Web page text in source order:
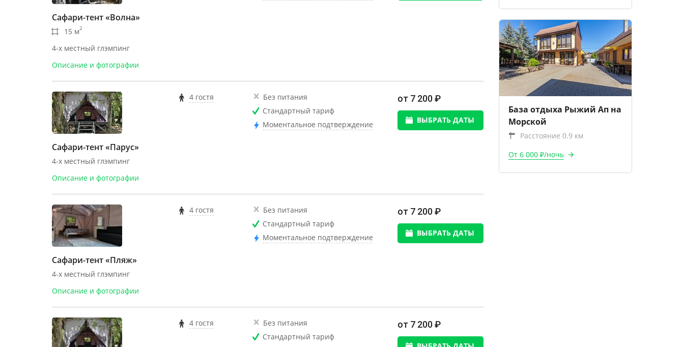
Сафари-тент «Волна»
15 м2
4-х местный глэмпинг
Описание и фотографии
Сафари-тент «Парус»
4-х местный глэмпинг
Описание и фотографии
4 гостя
Без питания
Стандартный тариф
Моментальное подтверждение
от 7 200 ₽
ВЫБРАТЬ ДАТЫ
Сафари-тент «Пляж»
4-х местный глэмпинг
Описание и фотографии
4 гостя
Без питания
Стандартный тариф
Моментальное подтверждение
от 7 200 ₽
ВЫБРАТЬ ДАТЫ
4 гостя
Без питания
Стандартный тариф
от 7 200 ₽
База отдыха Рыжий Ап на
Морской
Расстояние 0.9 км
От 6 000 ₽/ночь